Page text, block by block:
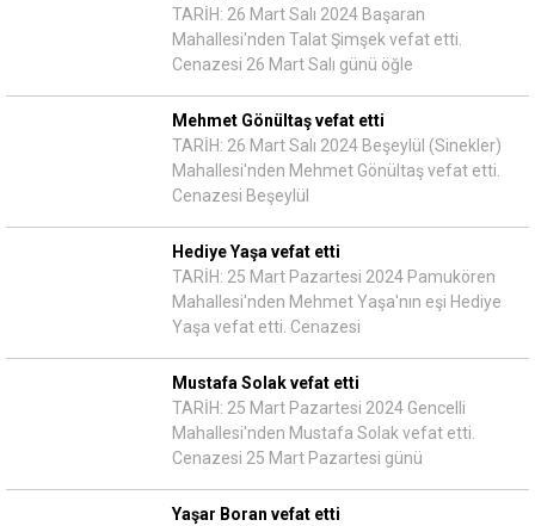
TARİH: 26 Mart Salı 2024 Başaran
Mahallesi'nden Talat Şimşek vefat etti.
Cenazesi 26 Mart Salı günü öğle
Mehmet Gönültaş vefat etti
TARİH: 26 Mart Salı 2024 Beşeylül (Sinekler)
Mahallesi'nden Mehmet Gönültaş vefat etti.
Cenazesi Beşeylül
Hediye Yaşa vefat etti
TARİH: 25 Mart Pazartesi 2024 Pamukören
Mahallesi'nden Mehmet Yaşa'nın eşi Hediye
Yaşa vefat etti. Cenazesi
Mustafa Solak vefat etti
TARİH: 25 Mart Pazartesi 2024 Gencelli
Mahallesi'nden Mustafa Solak vefat etti.
Cenazesi 25 Mart Pazartesi günü
Yaşar Boran vefat etti